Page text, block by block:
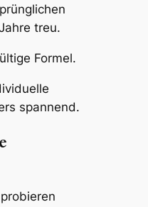
treu.
Formel.
spannend.